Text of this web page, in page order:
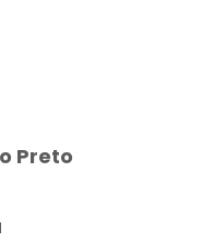
Preto